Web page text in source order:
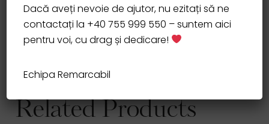
Recenzii (0)
Categories Mese
Related Products
Dacă aveți nevoie de ajutor, nu ezitați să ne
contactați la +40 755 999 550 – suntem aici
pentru voi, cu drag și dedicare!
Echipa Remarcabil